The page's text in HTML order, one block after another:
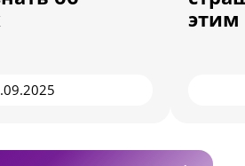
этим